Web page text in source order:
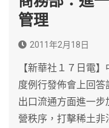
管理
2011年2月18日
【新華社１７日電
度例行發佈會上回
出口流通方面進一
營秩序，打擊稀土非